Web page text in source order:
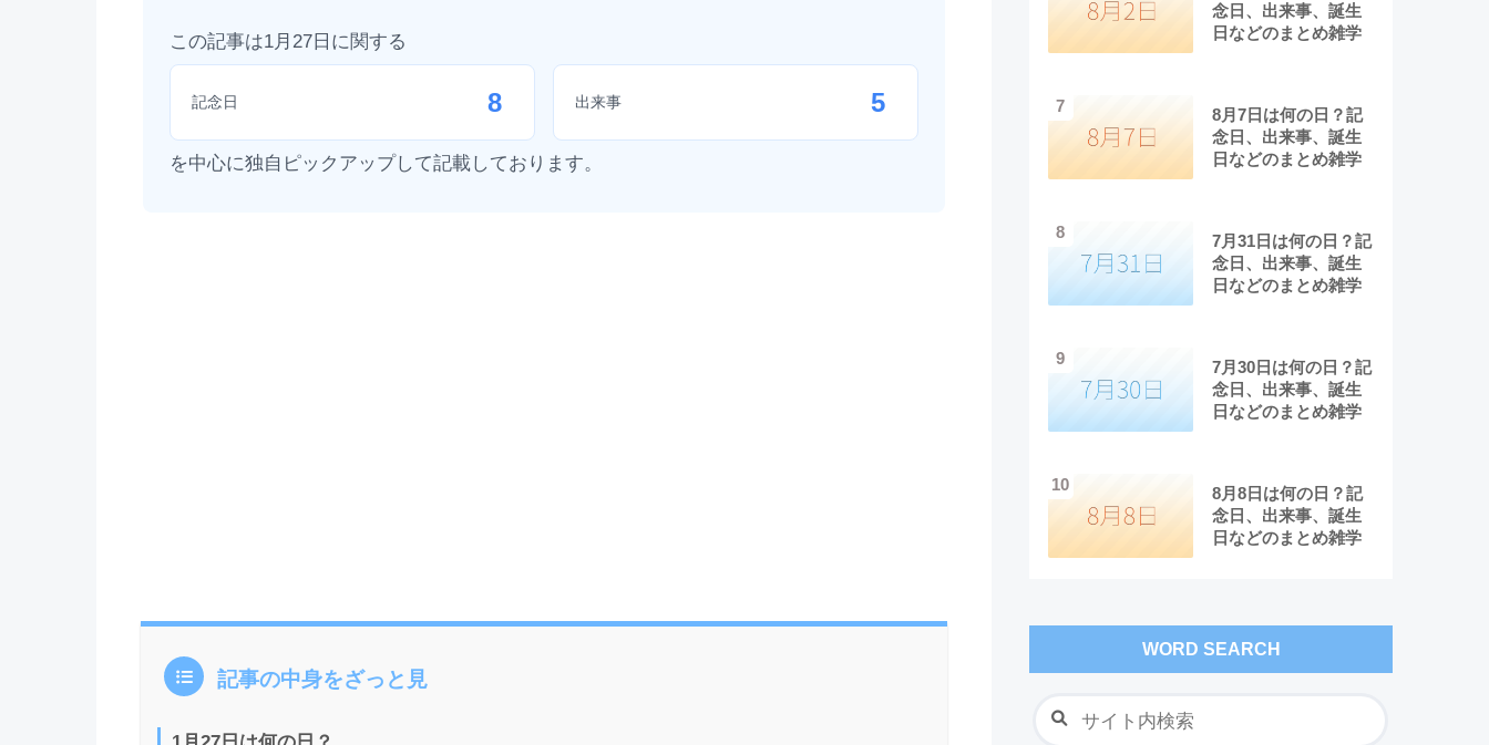
この記事は1月27日に関する
記念日 8 出来事 5
を中心に独自ピックアップして記載しております。
記事の中身をざっと見
念日、出来事、誕生
日などのまとめ雑学
7
8月7日は何の日？記
念日、出来事、誕生
日などのまとめ雑学
8
7月31日は何の日？記
念日、出来事、誕生
日などのまとめ雑学
9
7月30日は何の日？記
念日、出来事、誕生
日などのまとめ雑学
10
8月8日は何の日？記
念日、出来事、誕生
日などのまとめ雑学
WORD SEARCH